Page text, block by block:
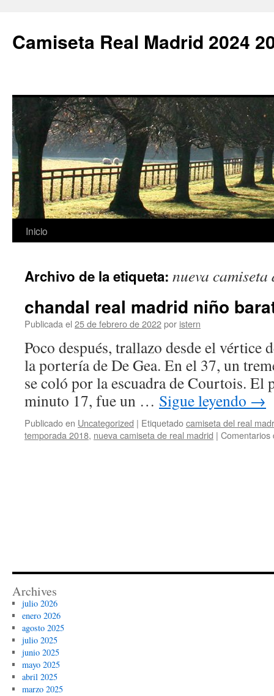
Camiseta Real Madrid 2024
Saltar
contenido
Inicio
Archivo de la etiqueta: nueva
chandal real madrid niño
Publicada el 25 de febrero de 2022por istern
Poco después, trallazo desde el vértice
la portería de De Gea. En el 37, un
se coló por la escuadra de Courtois. El
minuto 17, fue un … Sigue leyendo →
Publicado en Uncategorized | Etiquetadocamiseta del real
temporada 2018, nueva camiseta de real madrid | Comentarios
Archives
julio 2026
enero 2026
agosto 2025
julio 2025
junio 2025
mayo 2025
abril 2025
marzo 2025